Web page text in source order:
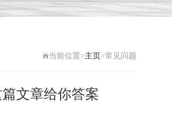
当前位置>主页>常见问题
文章给你答案